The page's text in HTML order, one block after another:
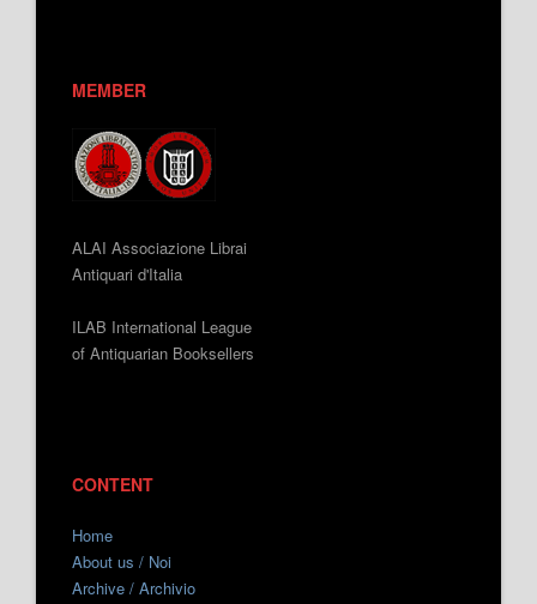
MEMBER
ALAI Associazione Librai
Antiquari d'Italia
ILAB International League
of Antiquarian Booksellers
CONTENT
Home
About us / Noi
Archive / Archivio